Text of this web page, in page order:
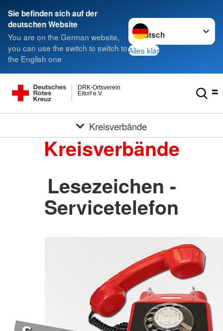
Sie befinden sich auf der
deutschen Website
You are on the German website,
you can use the switch to switch to
the English one
Sprache wechseln zu
Alles klar
Eitorf e.V.
DRK-Ortsverein
Kreisverbände
Kreisverbände
Lesezeichen -
Servicetelefon